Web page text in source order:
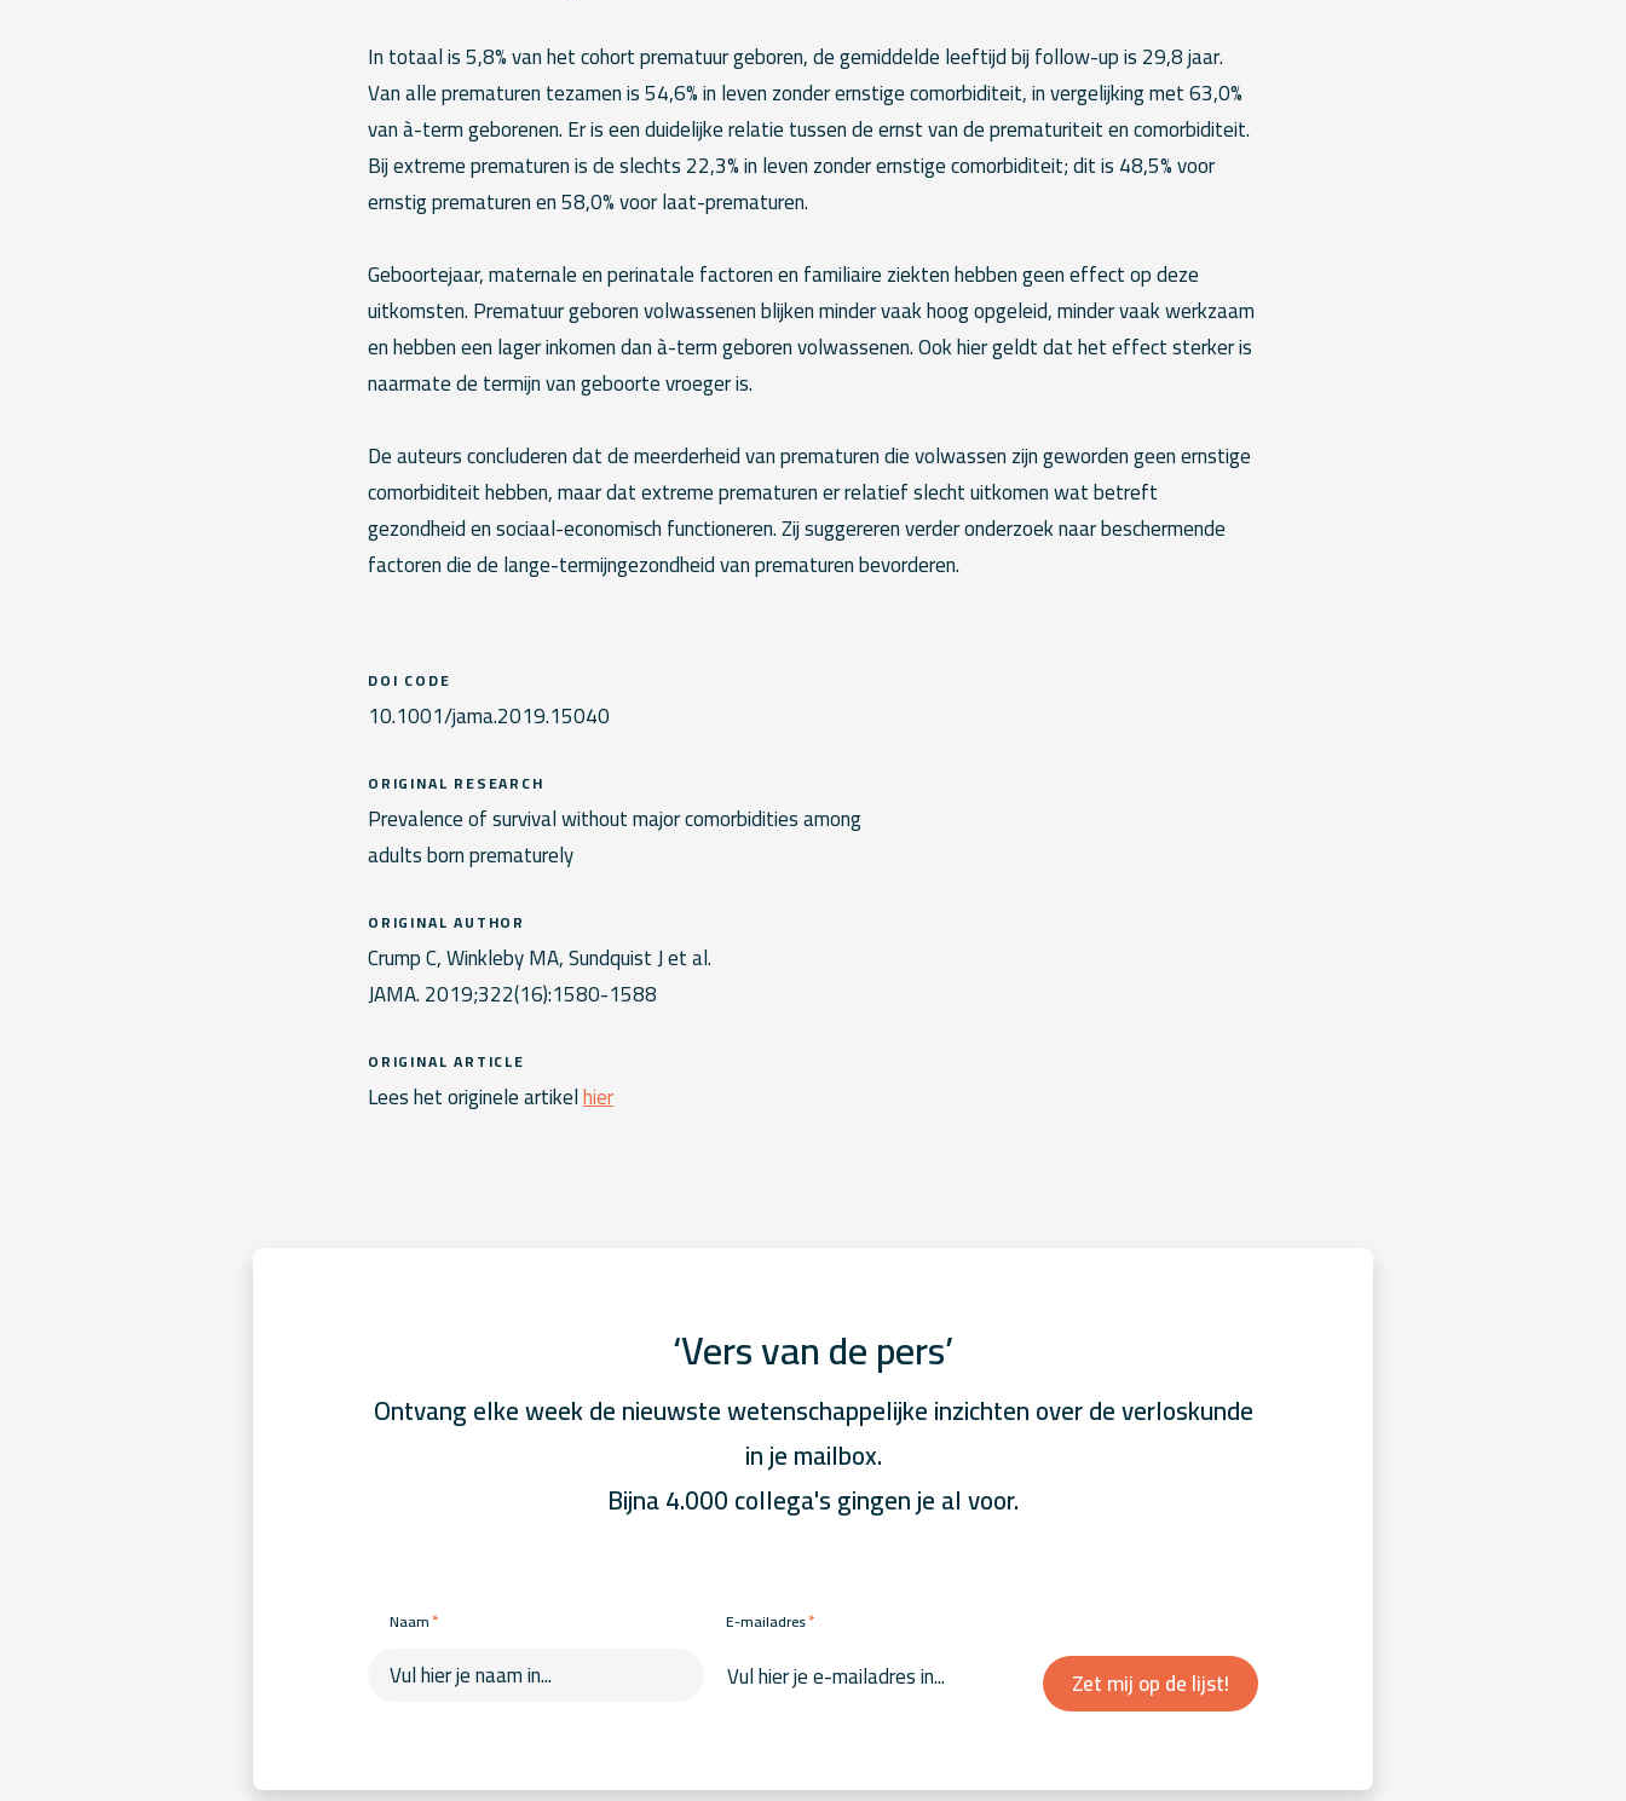
In totaal is 5,8% van het cohort prematuur geboren, de gemiddelde leeftijd bij follow-up is 29,8 jaar.
Van alle prematuren tezamen is 54,6% in leven zonder ernstige comorbiditeit, in vergelijking met 63,0%
van à-term geborenen. Er is een duidelijke relatie tussen de ernst van de prematuriteit en comorbiditeit.
Bij extreme prematuren is de slechts 22,3% in leven zonder ernstige comorbiditeit; dit is 48,5% voor
ernstig prematuren en 58,0% voor laat-prematuren.
Geboortejaar, maternale en perinatale factoren en familiaire ziekten hebben geen effect op deze
uitkomsten. Prematuur geboren volwassenen blijken minder vaak hoog opgeleid, minder vaak werkzaam
en hebben een lager inkomen dan à-term geboren volwassenen. Ook hier geldt dat het effect sterker is
naarmate de termijn van geboorte vroeger is.
De auteurs concluderen dat de meerderheid van prematuren die volwassen zijn geworden geen ernstige
comorbiditeit hebben, maar dat extreme prematuren er relatief slecht uitkomen wat betreft
gezondheid en sociaal-economisch functioneren. Zij suggereren verder onderzoek naar beschermende
factoren die de lange-termijngezondheid van prematuren bevorderen.
DOI CODE
10.1001/jama.2019.15040
ORIGINAL RESEARCH
Prevalence of survival without major comorbidities among
adults born prematurely
ORIGINAL AUTHOR
Crump C, Winkleby MA, Sundquist J et al.
JAMA. 2019;322(16):1580-1588
ORIGINAL ARTICLE
Lees het originele artikelhier
‘Vers van de pers’
Ontvang elke week de nieuwste wetenschappelijke inzichten over de verloskunde
in je mailbox.
Bijna 4.000 collega's gingen je al voor.
Naam* E-mailadres*
Zet mij op de lijst!